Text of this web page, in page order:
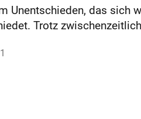
Unentschieden, das sich
Trotz